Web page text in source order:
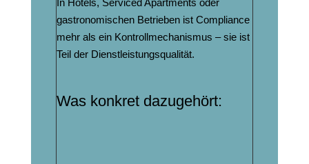
In Hotels, Serviced Apartments oder
gastronomischen Betrieben ist Compliance
mehr als ein Kontrollmechanismus – sie ist
Teil der Dienstleistungsqualität.
Was konkret dazugehört: